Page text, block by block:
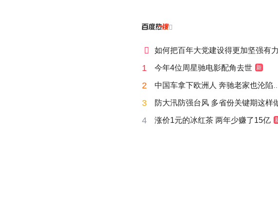

 如何把百年大党建设得更加坚强有力
1 今年4位周星驰电影配角去世 新
2 中国车拿下欧洲人 奔驰老家也沦陷了
3 防大汛防强台风 多省份关键期这样
4 涨价1元的冰红茶 两年少赚了15亿